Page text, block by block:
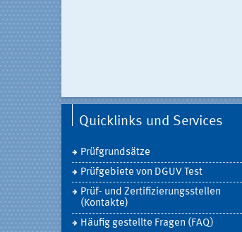
Quicklinks und Services
Prüfgrundsätze
Prüfgebiete von DGUV Test
Prüf- und Zertifizierungsstellen
(Kontakte)
Häufig gestellte Fragen (FAQ)